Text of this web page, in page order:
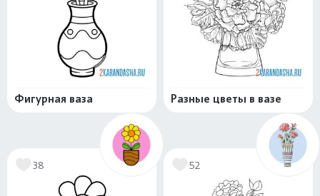
Фигурная ваза Разные цветы в вазе
38 52